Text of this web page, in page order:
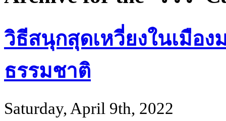
วิธีสนุกสุดเหวี่ยงในเมือง
ธรรมชาติ
Saturday, April 9th, 2022